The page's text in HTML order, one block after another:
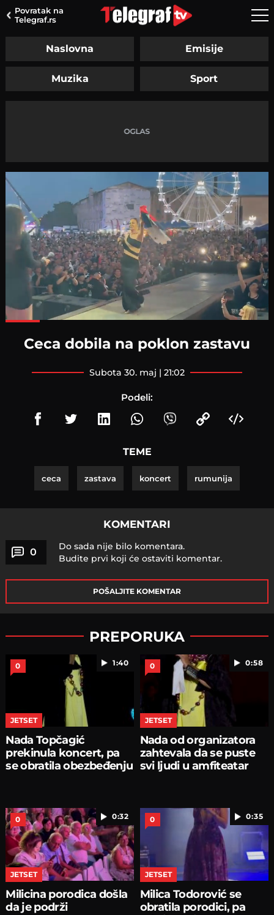
Povratak na
Telegraf.rs
Naslovna Emisije
Muzika Sport
Ceca dobila na poklon zastavu
subota 30. maj | 21:02
Podeli:
TEME
ceca zastava koncert rumunija
KOMENTARI
0
Do sada nije bilo komentara.
Budite prvi koji će ostaviti komentar.
POŠALJITE KOMENTAR
PREPORUKA
1:40
0
JETSET
Nada Topčagić
prekinula koncert, pa
se obratila obezbeđenju
0:58
0
JETSET
Nada od organizatora
zahtevala da se puste
svi ljudi u amfiteatar
0:32
0
JETSET
Milicina porodica došla
da je podrži
0:35
0
JETSET
Milica Todorović se
obratila porodici, pa